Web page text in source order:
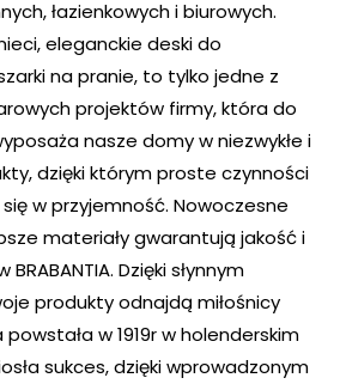
łazienkowych i biurowych.
eleganckie deski do
na pranie, to tylko jedne z
projektów firmy, która do
nasze domy w niezwykłe i
dzięki którym proste czynności
w przyjemność. Nowoczesne
materiały gwarantują jakość i
Dzięki słynnym
produkty odnajdą miłośnicy
w 1919r w holenderskim
sukces, dzięki wprowadzonym